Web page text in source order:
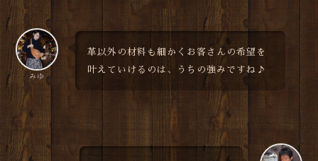
みゆ
革以外の材料も細かくお客さんの希望を
叶えていけるのは、うちの強みですね♪